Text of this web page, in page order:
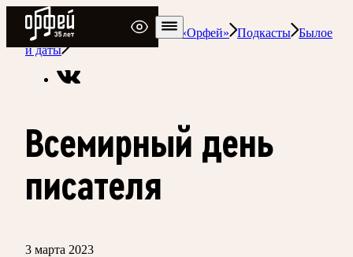
Радио Орфей
Радио классической музыки «Орфей»
Подкасты Былое
и даты
Всемирный день
писателя
3 марта 2023